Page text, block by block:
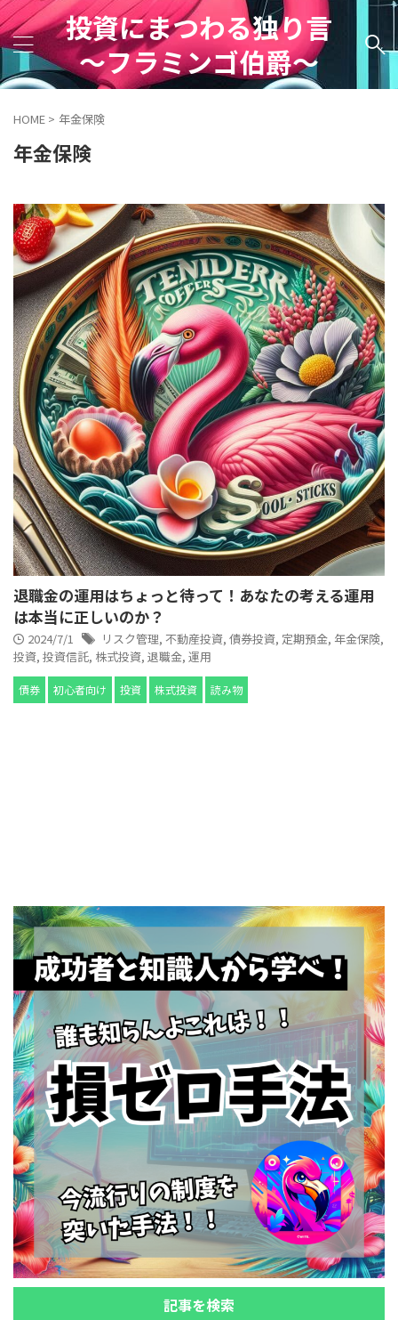
投資にまつわる独り言
～フラミンゴ伯爵～
HOME > 年金保険
年金保険
退職金の運用はちょっと待って！あなたの考える運用
は本当に正しいのか？
2024/7/1 リスク管理, 不動産投資, 債券投資, 定期預金, 年金保険,
投資, 投資信託, 株式投資, 退職金, 運用
債券 初心者向け 投資 株式投資 読み物
記事を検索